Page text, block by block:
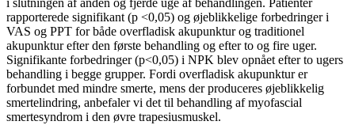
i slutningen af anden og fjerde uge af behandlingen. Patienter
rapporterede signifikant (p <0,05) og øjeblikkelige forbedringer i
VAS og PPT for både overfladisk akupunktur og traditionel
akupunktur efter den første behandling og efter to og fire uger.
Signifikante forbedringer (p<0,05) i NPK blev opnået efter to ugers
behandling i begge grupper. Fordi overfladisk akupunktur er
forbundet med mindre smerte, mens der produceres øjeblikkelig
smertelindring, anbefaler vi det til behandling af myofascial
smertesyndrom i den øvre trapesiusmuskel.